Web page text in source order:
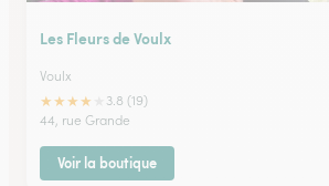
Les Fleurs de Voulx
Voulx
★★★★
3.8 (19)
44, rue Grande
Voir la boutique